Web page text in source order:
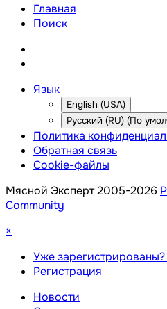
Главная
Поиск
Язык
English (USA)
Русский (RU) (По
Политика
Обратная связь
Cookie-файлы
Мясной Эксперт 2005-2026
Community
×
Уже
Регистрация
Новости